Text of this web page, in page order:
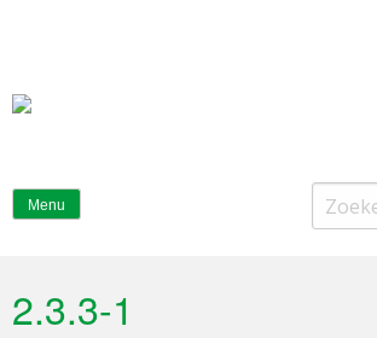
Menu
Zoeken
naar:
2.3.3-1